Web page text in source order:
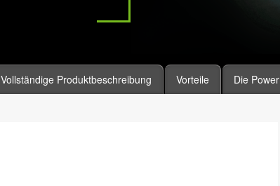
Vollständige Produktbeschreibung Vorteile Die Power